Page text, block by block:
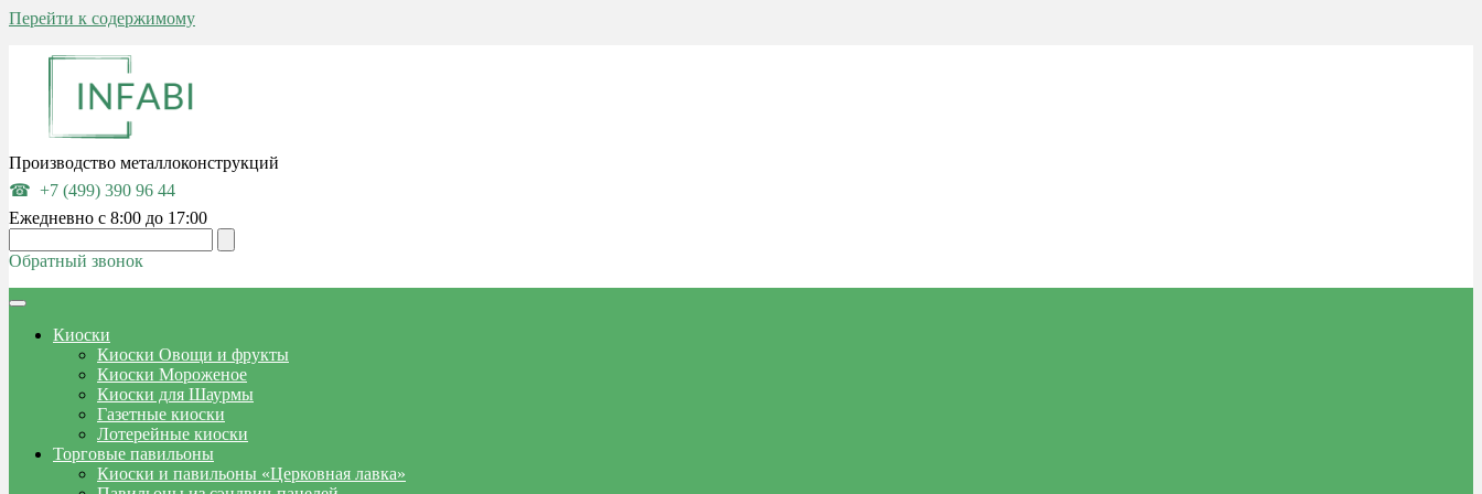
Перейти к содержимому
Производство металлоконструкций
+7 (499) 390 96 44
Ежедневно с 8:00 до 17:00
Обратный звонок
Киоски
Киоски Овощи и фрукты
Киоски Мороженое
Киоски для Шаурмы
Газетные киоски
Лотерейные киоски
Торговые павильоны
Киоски и павильоны «Церковная лавка»